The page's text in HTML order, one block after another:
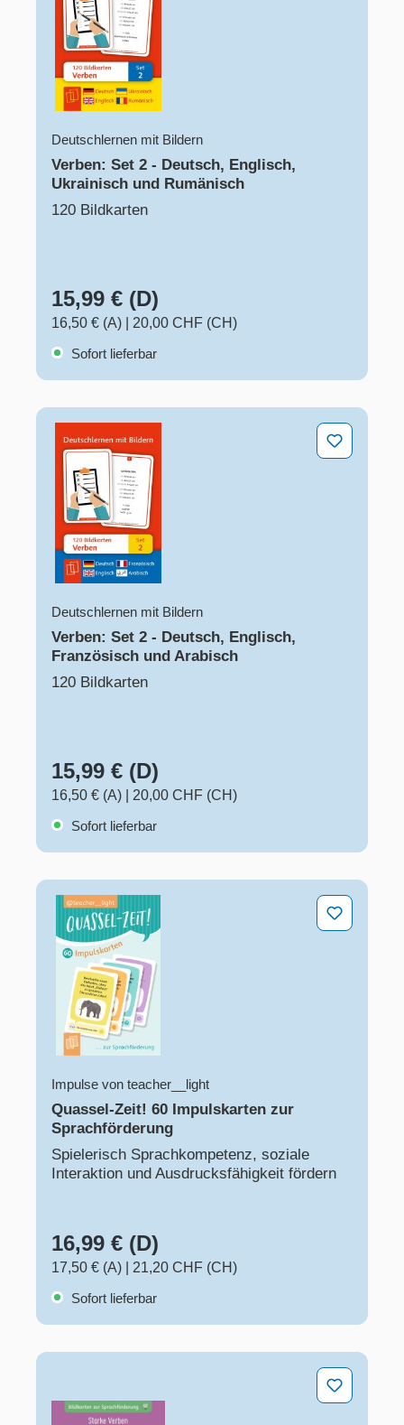
Deutschlernen mit Bildern
Verben: Set 2 - Deutsch, Englisch,
Ukrainisch und Rumänisch
120 Bildkarten
15,99 € (D)
16,50 € (A)
20,00 CHF (CH)
Sofort lieferbar
Verben: Set 2 - Deutsch, Englisch, Französisch und
Deutschlernen mit Bildern
Verben: Set 2 - Deutsch, Englisch,
Französisch und Arabisch
120 Bildkarten
15,99 € (D)
16,50 € (A)
20,00 CHF (CH)
Sofort lieferbar
Quassel-Zeit! 60 Impulskarten zur Sprachförderung
Impulse von teacher__light
Quassel-Zeit! 60 Impulskarten zur
Sprachförderung
Spielerisch Sprachkompetenz, soziale
Interaktion und Ausdrucksfähigkeit fördern
16,99 € (D)
17,50 € (A)
21,20 CHF (CH)
Sofort lieferbar